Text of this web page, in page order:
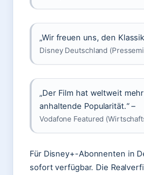
„Wir freuen uns, den
Disney Deutschland
„Der Film hat weltweit
anhaltende Popularität.“ –
Vodafone Featured
Für Disney+-Abonnenten in
sofort verfügbar. Die